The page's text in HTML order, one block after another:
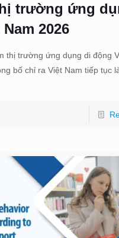
trường ứng
2026
thị trường ứng dụng di động
bố chỉ ra Việt Nam tiếp tục